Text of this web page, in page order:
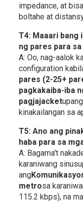
impedance, at
boltahe at
T4: Maaari bang
ng pares para
A: Oo, nag-aalok
configuration
pares (2-25+
pagkakaiba-iba
pagjajacket
kinakailangan sa
T5: Ano ang
haba para sa
A: Bagama't
karaniwang
ang
metrosa
115.2 kbps), na